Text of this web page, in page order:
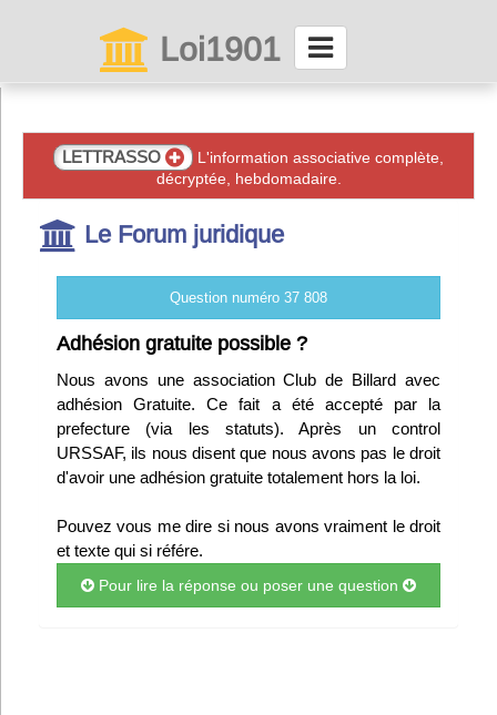
Loi1901
Connexion
Abonnez-vous à LettrAsso
Menu général
ServiceAsso
Partager
VieAsso
Infos
Divers
LETTRASSO
L'information associative complète,
décryptée, hebdomadaire.
Le Forum juridique
Question numéro 37 808
Adhésion gratuite possible ?
Nous avons une association Club de Billard avec
adhésion Gratuite. Ce fait a été accepté par la
prefecture (via les statuts). Après un control
URSSAF, ils nous disent que nous avons pas le droit
d'avoir une adhésion gratuite totalement hors la loi.
Pouvez vous me dire si nous avons vraiment le droit
et texte qui si référe.
Pour lire la réponse ou poser une question